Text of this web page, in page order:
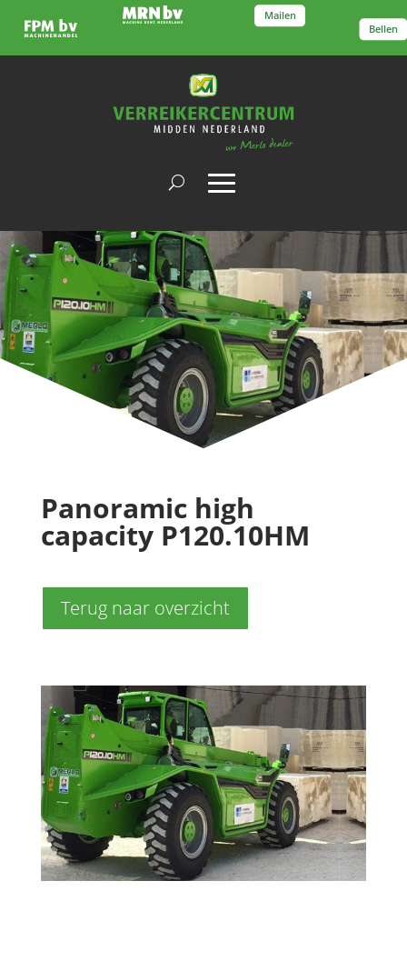
Mailen
Bellen
Panoramic high
capacity P120.10HM
Terug naar overzicht